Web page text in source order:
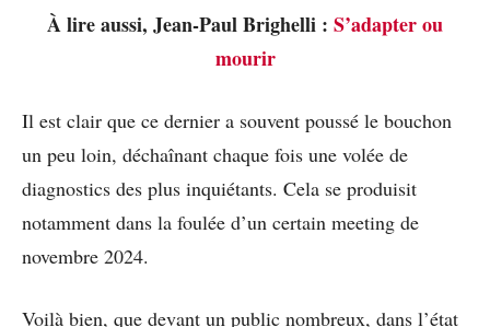
À lire aussi, Jean-Paul Brighelli : S’adapter ou
mourir
Il est clair que ce dernier a souvent poussé le bouchon
un peu loin, déchaînant chaque fois une volée de
diagnostics des plus inquiétants. Cela se produisit
notamment dans la foulée d’un certain meeting de
novembre 2024.
Voilà bien, que devant un public nombreux, dans l’état